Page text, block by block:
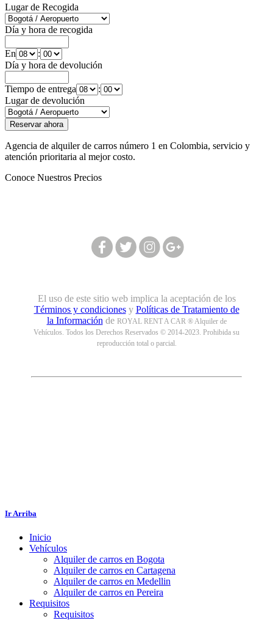
Lugar de Recogida
Día y hora de recogida
En
:
Día y hora de devolución
Tiempo de entrega
:
Lugar de devolución
Agencia de alquiler de carros número 1 en Colombia, servicio y
atención prioritaria al mejor costo.
Conoce Nuestros Precios
El uso de este sitio web implica la aceptación de los
Términos y condicionesy Políticas de Tratamiento de
la Informaciónde ROYAL RENT A CAR ® Alquiler de
Vehículos. Todos los Derechos Reservados © 2014-2023. Prohibida su
reproducción total o parcial.
Ir Arriba
Inicio
Vehículos
Alquiler de carros en Bogota
Alquiler de carros en Cartagena
Alquiler de carros en Medellin
Alquiler de carros en Pereira
Requisitos
Requisitos